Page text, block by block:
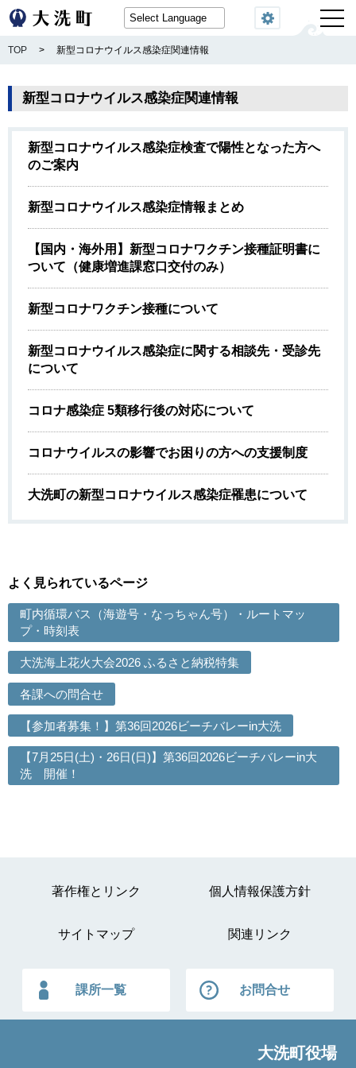
閲覧機能
TOP > 新型コロナウイルス感染症関連情報
新型コロナウイルス感染症関連情報
新型コロナウイルス感染症検査で陽性となった方へ
のご案内
新型コロナウイルス感染症情報まとめ
【国内・海外用】新型コロナワクチン接種証明書に
ついて（健康増進課窓口交付のみ）
新型コロナワクチン接種について
新型コロナウイルス感染症に関する相談先・受診先
について
コロナ感染症 5類移行後の対応について
コロナウイルスの影響でお困りの方への支援制度
大洗町の新型コロナウイルス感染症罹患について
よく見られているページ
町内循環バス（海遊号・なっちゃん号）・ルートマッ
プ・時刻表
大洗海上花火大会2026 ふるさと納税特集
各課への問合せ
【参加者募集！】第36回2026ビーチバレーin大洗
【7月25日(土)・26日(日)】第36回2026ビーチバレーin大
洗 開催！
著作権とリンク 個人情報保護方針
サイトマップ 関連リンク
課所一覧 お問合せ
大洗町役場